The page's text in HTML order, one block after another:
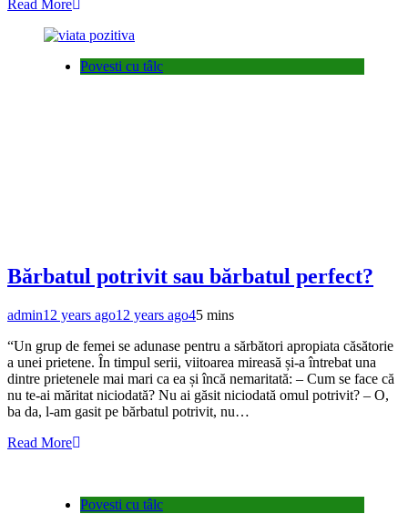
Read More
Povesti cu tâlc
Bărbatul potrivit sau bărbatul perfect?
admin12 years ago12 years ago45 mins
“Un grup de femei se adunase pentru a sărbători apropiata căsătorie
a unei prietene. În timpul serii, viitoarea mireasă și-a întrebat una
dintre prietenele mai mari ca ea și încă nemaritată: – Cum se face că
nu te-ai măritat niciodată? Nu ai găsit niciodată omul potrivit? – O,
ba da, l-am gasit pe bărbatul potrivit, nu…
Read More
Povesti cu tâlc